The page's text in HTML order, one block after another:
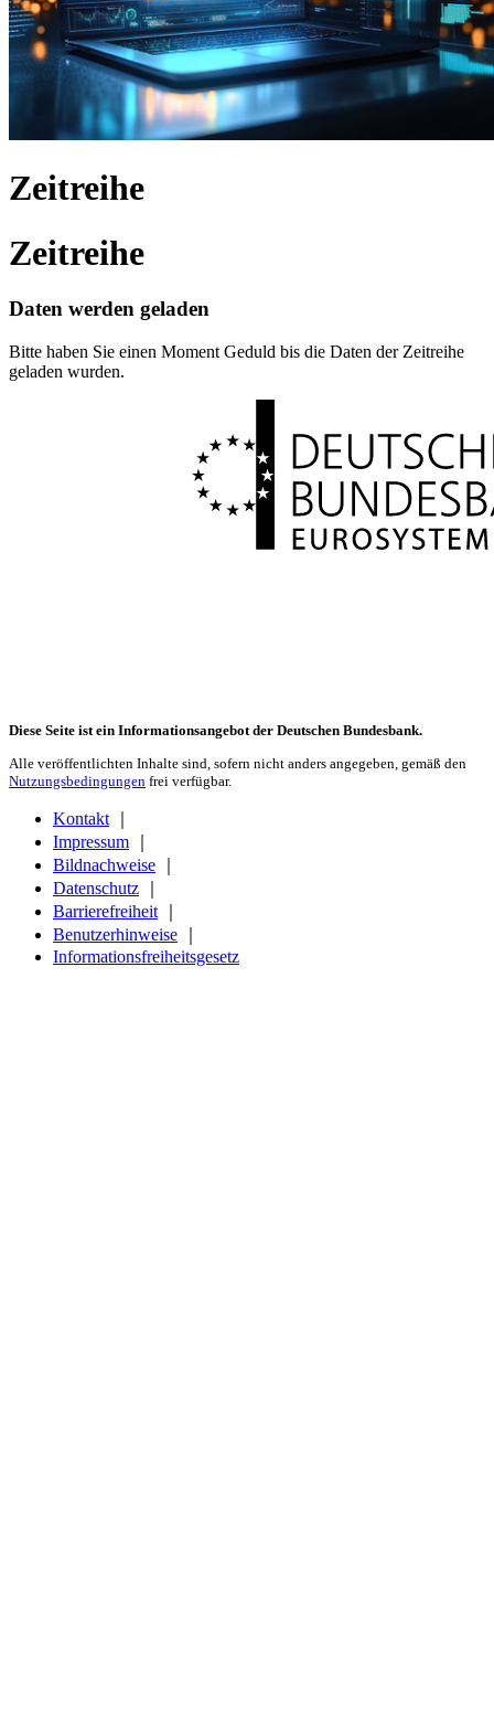
Zeitreihe
Zeitreihe
Daten werden geladen
Bitte haben Sie einen Moment Geduld bis die Daten der Zeitreihe
geladen wurden.
Diese Seite ist ein Informationsangebot der Deutschen Bundesbank.
Alle veröffentlichten Inhalte sind, sofern nicht anders angegeben, gemäß den
Nutzungsbedingungen frei verfügbar.
Kontakt
Impressum
Bildnachweise
Datenschutz
Barrierefreiheit
Benutzerhinweise
Informationsfreiheitsgesetz